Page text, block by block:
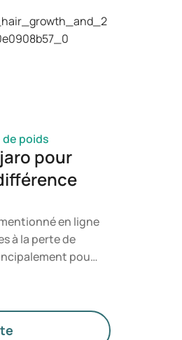
Vous
est pertinent de
santé.
poids
pour
en ligne
à la perte de
pour
2. Si vous
des
et Wegovy